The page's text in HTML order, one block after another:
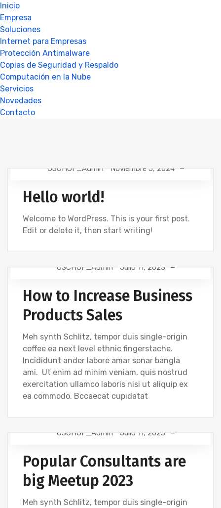
Inicio
Empresa
Soluciones
Internet para Empresas
Protección Antimalware
Copias de Seguridad y Respaldo
Computación en la Nube
Servicios
Novedades
Contacto
OSCHOF_Admin Noviembre 5, 2024
Hello world!
Welcome to WordPress. This is your first post.
Edit or delete it, then start writing!
OSCHOF_Admin Julio 11, 2023
How to Increase Business
Products Sales
Meh synth Schlitz, tempor duis single-origin
coffee ea next level ethnic fingerstache.
Incididunt ander labore amar sonar bangla
ami. Ut enim ad minim veniam, quis nostrud
exercitation ullamco laboris nisi ut aliquip ex
ea commodo. Bccaecat cupidatat
OSCHOF_Admin Julio 11, 2023
Popular Consultants are
big Meetup 2023
Meh synth Schlitz, tempor duis single-origin